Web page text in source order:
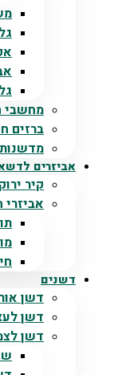
מחשבי
ברזים
אביזרים
קיר ירוק
דשנים
דשן
דשן
דשן